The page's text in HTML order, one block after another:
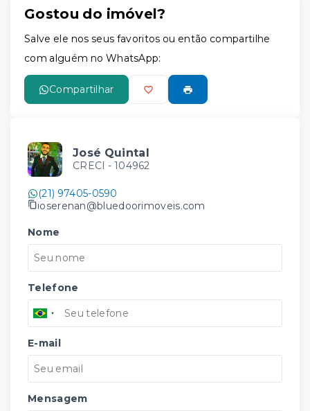
Gostou do imóvel?
Salve ele nos seus favoritos ou então compartilhe
com alguém no WhatsApp:
Compartilhar
José Quintal
CRECI - 104962
(21) 97405-0590
joserenan@bluedoorimoveis.com
Nome
Telefone
E-mail
Mensagem